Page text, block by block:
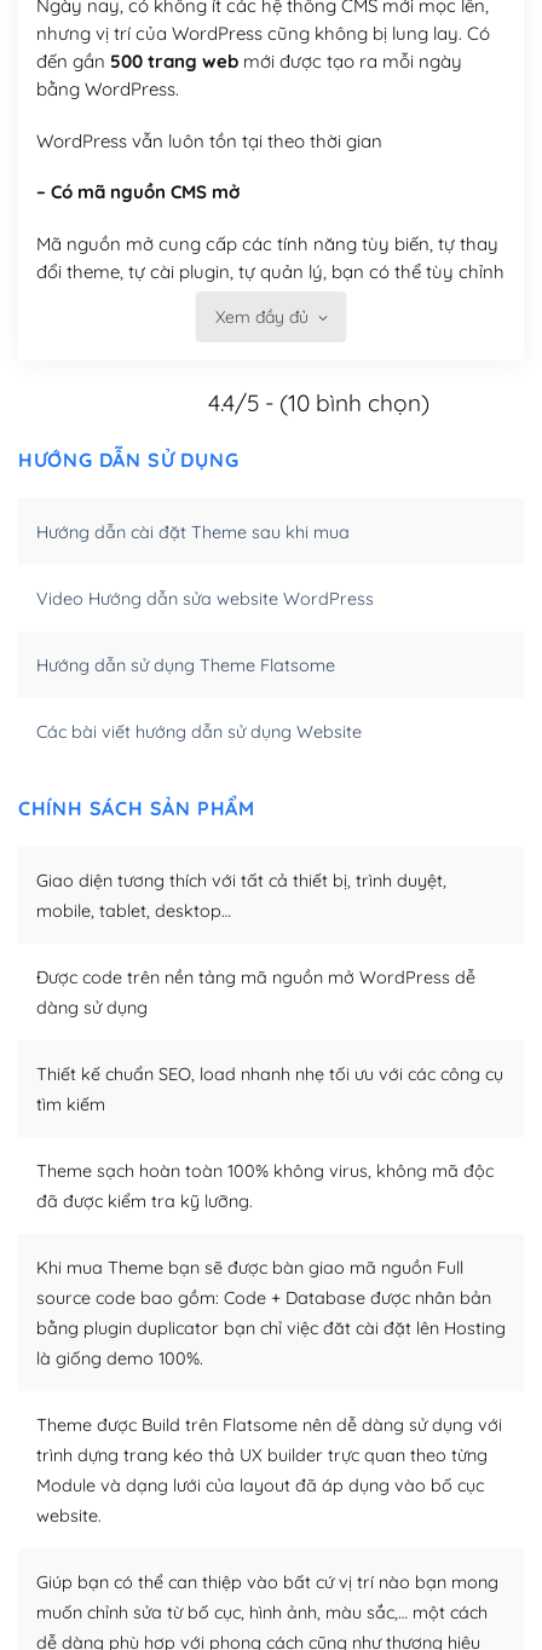
Ngày nay, có không ít các hệ thống CMS mới mọc lên,
nhưng vị trí của WordPress cũng không bị lung lay. Có
đến gần 500 trang webmới được tạo ra mỗi ngày
bằng WordPress.
WordPress vẫn luôn tồn tại theo thời gian
– Có mã nguồn CMS mở
Mã nguồn mở cung cấp các tính năng tùy biến, tự thay
đổi theme, tự cài plugin, tự quản lý, bạn có thể tùy chỉnh
Có thể tùy biến trên website WordPress
WordPress bao gồm nhiều công cụ và plugin để tối ưu
hóa nội dung cho SEO.
Khi bạn dùng WordPress để thiết kế web thì trang web
kiếm.
Khi bạn sử dụng WordPress, thì vấn đề giao diện của
bạn trở nên dễ dàng và nhanh chóng. Với kho Theme
Nếu bạn có các kỹ thuật cơ bản với một theme được
tìm kiếm chúng trên Internet hoặc nhờ chuyên gia.
Dễ dàng tùy chỉnh trên WordPress
– Sở hữu một cộng đồng lớn, sẵn sàng hỗ trợ
người cuồng tín WordPress.
Nếu bạn gặp khó khăn, bạn có thể lên mạng và tìm
kiếm những cộng đồng WordPress, họ sẽ giúp bạn trả
Cộng đồng sử dụng WordPress sẵn sàng hỗ trợ bạn
– Đa dạng plugin và themes
nhiều plugin trả phí hoặc miễn phí.
Xem đầy đủ
4.4/5 - (10 bình chọn)
HƯỚNG DẪN SỬ DỤNG
Hướng dẫn cài đặt Theme sau khi mua
Video Hướng dẫn sửa website WordPress
Hướng dẫn sử dụng Theme Flatsome
Các bài viết hướng dẫn sử dụng Website
CHÍNH SÁCH SẢN PHẨM
Giao diện tương thích với tất cả thiết bị, trình duyệt,
mobile, tablet, desktop…
Được code trên nền tảng mã nguồn mở WordPress dễ
dàng sử dụng
Thiết kế chuẩn SEO, load nhanh nhẹ tối ưu với các công cụ
tìm kiếm
Theme sạch hoàn toàn 100% không virus, không mã độc
đã được kiểm tra kỹ lưỡng.
Khi mua Theme bạn sẽ được bàn giao mã nguồn Full
source code bao gồm: Code + Database được nhân bản
bằng plugin duplicator bạn chỉ việc đăt cài đặt lên Hosting
là giống demo 100%.
Theme được Build trên Flatsome nên dễ dàng sử dụng với
trình dựng trang kéo thả UX builder trực quan theo từng
Module và dạng lưới của layout đã áp dụng vào bố cục
website.
Giúp bạn có thể can thiệp vào bất cứ vị trí nào bạn mong
muốn chỉnh sửa từ bố cục, hình ảnh, màu sắc,… một cách
dễ dàng phù hợp với phong cách cũng như thương hiệu